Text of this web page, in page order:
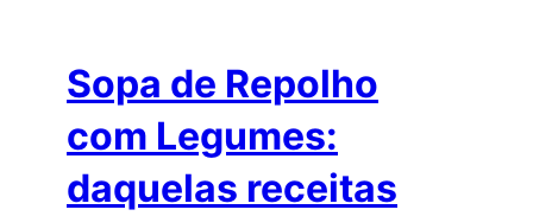
Sopa de Repolho
com Legumes:
daquelas receitas